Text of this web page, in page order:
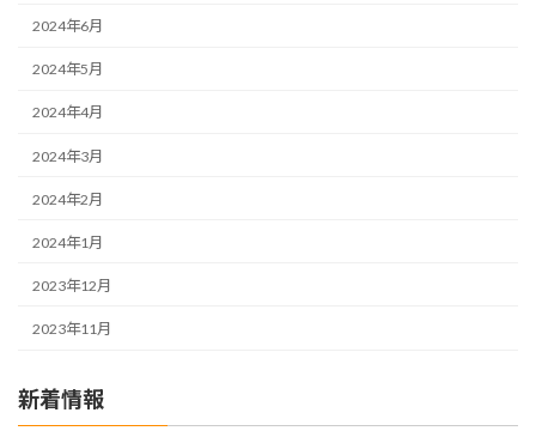
2024年6月
2024年5月
2024年4月
2024年3月
2024年2月
2024年1月
2023年12月
2023年11月
新着情報